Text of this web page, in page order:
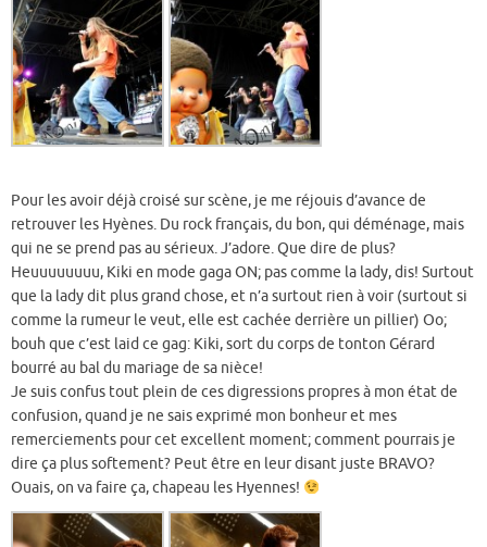
Pour les avoir déjà croisé sur scène, je me réjouis d’avance de
retrouver les Hyènes. Du rock français, du bon, qui déménage, mais
qui ne se prend pas au sérieux. J’adore. Que dire de plus?
Heuuuuuuuu, Kiki en mode gaga ON; pas comme la lady, dis! Surtout
que la lady dit plus grand chose, et n’a surtout rien à voir (surtout si
comme la rumeur le veut, elle est cachée derrière un pillier) Oo;
bouh que c’est laid ce gag: Kiki, sort du corps de tonton Gérard
bourré au bal du mariage de sa nièce!
Je suis confus tout plein de ces digressions propres à mon état de
confusion, quand je ne sais exprimé mon bonheur et mes
remerciements pour cet excellent moment; comment pourrais je
dire ça plus softement? Peut être en leur disant juste BRAVO?
Ouais, on va faire ça, chapeau les Hyennes!